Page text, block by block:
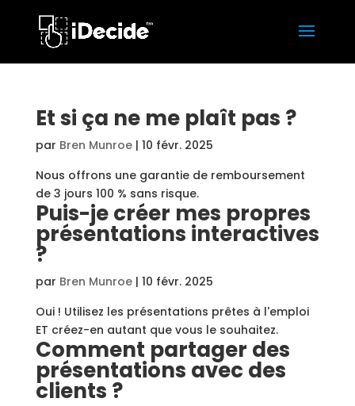
Et si ça ne me plaît pas ?
par Bren Munroe| 10 févr. 2025
Nous offrons une garantie de remboursement
de 3 jours 100 % sans risque.
Puis-je créer mes propres
présentations interactives
?
par Bren Munroe| 10 févr. 2025
Oui ! Utilisez les présentations prêtes à l'emploi
ET créez-en autant que vous le souhaitez.
Comment partager des
présentations avec des
clients ?